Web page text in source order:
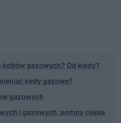
gazowych? Od kiedy?
kotły gazowe?
gazowych
i gazowych, pompy ciepła